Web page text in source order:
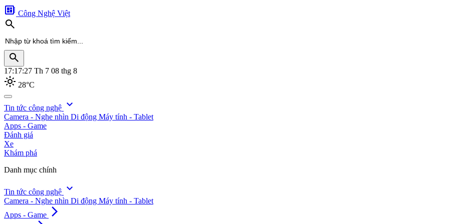
developer_board Công Nghệ Việt
search
search
17:17:29 Th 7 08 thg 8
light_mode 28°C
search
Tin tức công nghệ expand_more
Camera - Nghe nhìn Di động Máy tính - Tablet
Apps - Game
Đánh giá
Xe
Khám phá
Danh mục chính
Tin tức công nghệ expand_more
Camera - Nghe nhìn Di động Máy tính - Tablet
Apps - Game arrow_forward_ios